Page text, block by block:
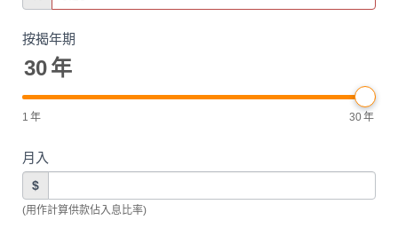
按揭年期
30年
1 年 30年
月入
$
(用作計算供款佔入息比率)